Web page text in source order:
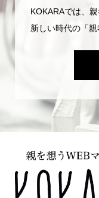
KOKARAでは、
新しい時代の「親